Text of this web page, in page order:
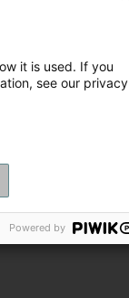
it is used. If you
see our privacy
Powered by